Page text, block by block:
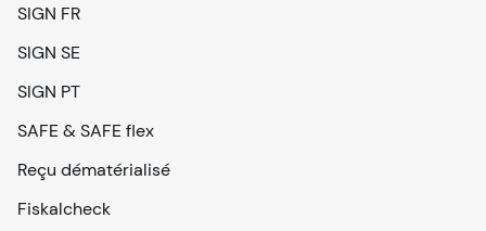
SIGN FR
SIGN SE
SIGN PT
SAFE & SAFE flex
Reçu dématérialisé
Fiskalcheck